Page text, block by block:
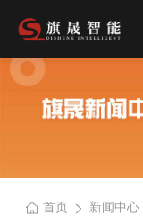
首页 新闻中心